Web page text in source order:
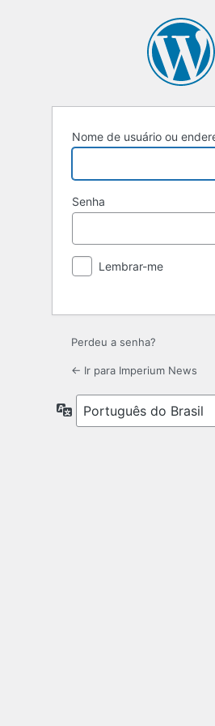
Nome de usuário ou
Senha
Lembrar-me
Perdeu a senha?
← Ir para Imperium News
Idioma